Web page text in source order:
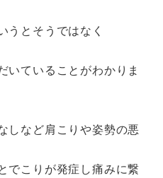
うとそうではなく
いていることがわかりま
しなど肩こりや姿勢の悪
でこりが発症し痛みに繋